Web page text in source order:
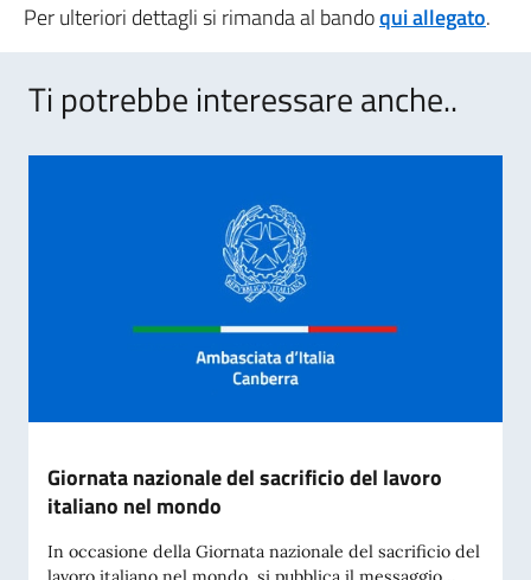
Per ulteriori dettagli si rimanda al bandoqui allegato.
Ti potrebbe interessare anche..
Giornata nazionale del sacrificio del lavoro
italiano nel mondo
In occasione della Giornata nazionale del sacrificio del